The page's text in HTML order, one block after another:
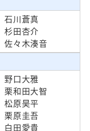
石川蒼真
杉田杏介
佐々木湊音
野口大雅
栗和田大智
松原昊平
栗原圭吾
白田愛貴